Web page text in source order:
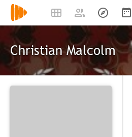
Christian Malcolm